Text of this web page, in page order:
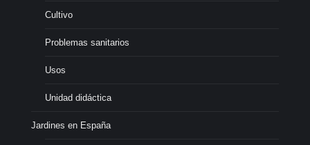
Cultivo
Problemas sanitarios
Usos
Unidad didáctica
Jardines en España